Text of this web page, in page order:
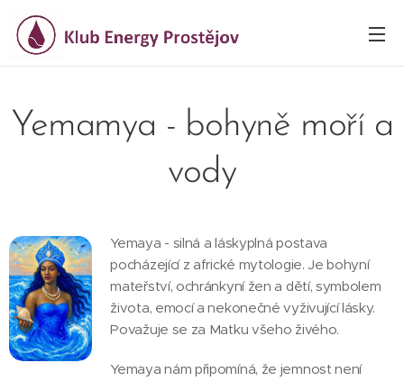
Yemamya - bohyně moří a
vody
Yemaya - silná a láskyplná postava
pocházející z africké mytologie. Je bohyní
mateřství, ochránkyní žen a dětí, symbolem
života, emocí a nekonečné vyživující lásky.
Považuje se za Matku všeho živého.
Yemaya nám připomíná, že jemnost není